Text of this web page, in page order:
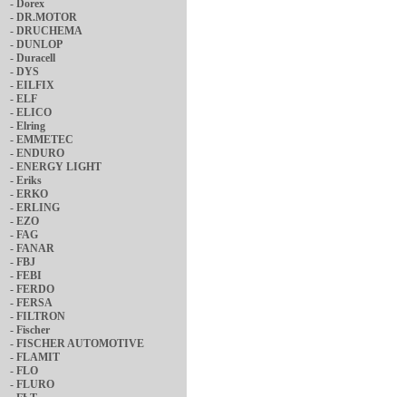
- Dorex
- DR.MOTOR
- DRUCHEMA
- DUNLOP
- Duracell
- DYS
- EILFIX
- ELF
- ELICO
- Elring
- EMMETEC
- ENDURO
- ENERGY LIGHT
- Eriks
- ERKO
- ERLING
- EZO
- FAG
- FANAR
- FBJ
- FEBI
- FERDO
- FERSA
- FILTRON
- Fischer
- FISCHER AUTOMOTIVE
- FLAMIT
- FLO
- FLURO